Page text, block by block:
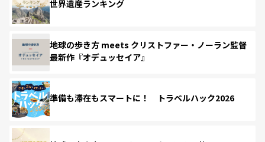
世界遺産ランキング
地球の歩き方 meets クリストファー・ノーラン監督
最新作『オデュッセイア』
準備も滞在もスマートに！ トラベルハック2026